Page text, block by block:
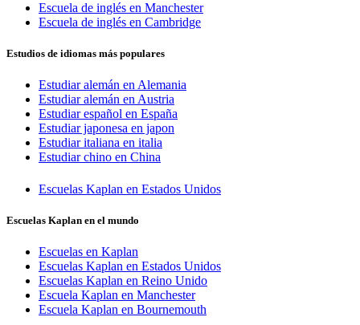
Escuela de inglés en Manchester
Escuela de inglés en Cambridge
Estudios de idiomas más populares
Estudiar alemán en Alemania
Estudiar alemán en Austria
Estudiar español en España
Estudiar japonesa en japon
Estudiar italiana en italia
Estudiar chino en China
Escuelas Kaplan en Estados Unidos
Escuelas Kaplan en el mundo
Escuelas en Kaplan
Escuelas Kaplan en Estados Unidos
Escuelas Kaplan en Reino Unido
Escuela Kaplan en Manchester
Escuela Kaplan en Bournemouth